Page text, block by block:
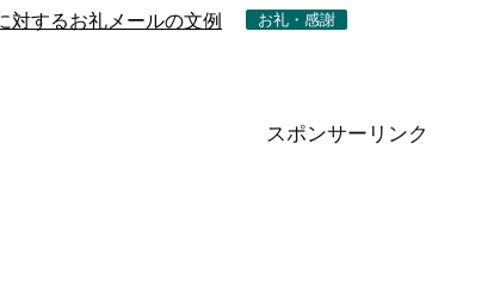
対するお礼メールの文例 お礼・感謝
スポンサーリンク